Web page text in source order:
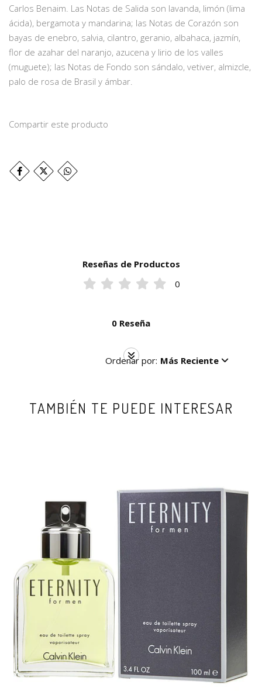
Carlos Benaim. Las Notas de Salida son lavanda, limón (lima
ácida), bergamota y mandarina; las Notas de Corazón son
bayas de enebro, salvia, cilantro, geranio, albahaca, jazmín,
flor de azahar del naranjo, azucena y lirio de los valles
(muguete); las Notas de Fondo son sándalo, vetiver, almizcle,
palo de rosa de Brasil y ámbar.
Compartir este producto
Reseñas de Productos
0
0 Reseña
Ordenar por: Más Reciente
TAMBIÉN TE PUEDE INTERESAR